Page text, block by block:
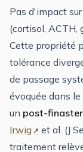
Pas d'impact
(cortisol, ACTH,
Cette propriété
tolérance
de passage
évoquée dans
un post-
Irwig
et al. (J
traitement